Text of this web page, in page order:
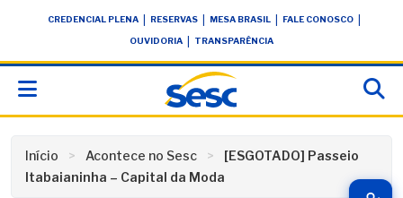
conteúdoCREDENCIAL PLENA RESERVAS MESA BRASIL FALE CONOSCO
OUVIDORIA TRANSPARÊNCIA
Início Acontece no Sesc
[ESGOTADO] Passeio
Itabaianinha – Capital da Moda